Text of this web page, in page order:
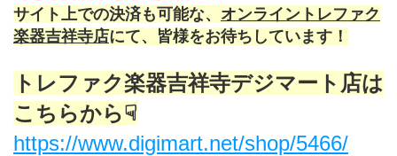
サイト上での決済も可能な、 オンライントレファク
楽器吉祥寺店にて、皆様をお待ちしています！
トレファク楽器吉祥寺デジマート店は
こちらから☟
https://www.digimart.net/shop/5466/